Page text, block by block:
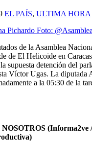
EL PAÍS, ULTIMA HORA
de la Asamblea
de El Helicoide en
supuesta detención del
Víctor Ugas. La diputada
a la 05:30 de la
(Informa2ve /